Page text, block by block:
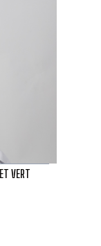
VERT